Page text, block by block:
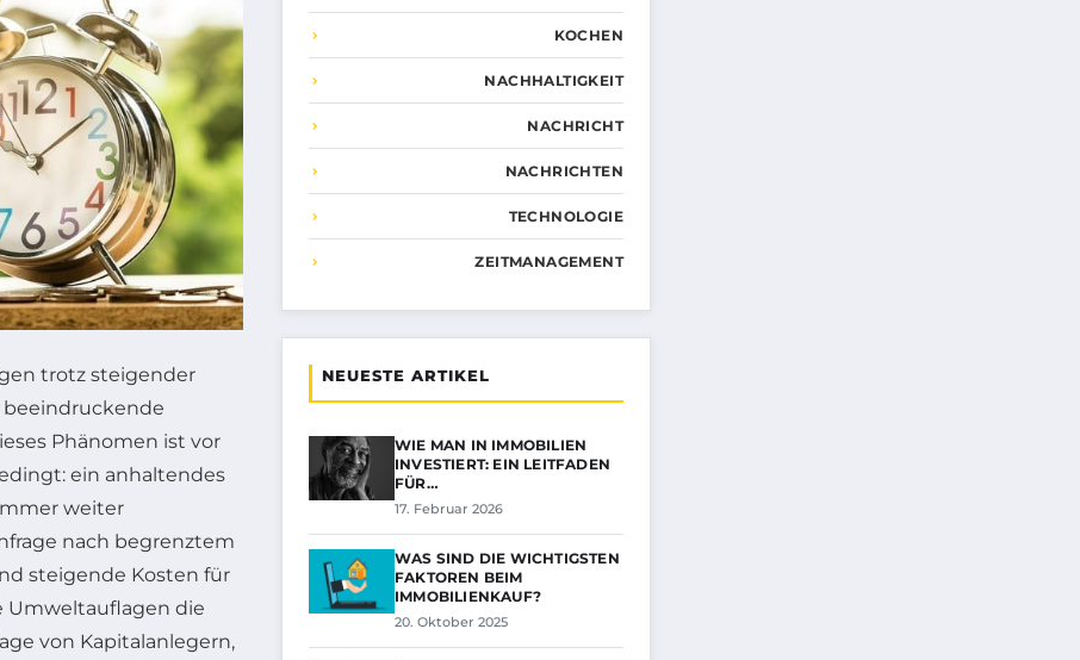
trotz steigender
Phänomen ist vor
ein anhaltendes
weiter
nach begrenztem
steigende Kosten für
Umweltauflagen die
von Kapitalanlegern,
KOCHEN
NACHHALTIGKEIT
NACHRICHT
NACHRICHTEN
TECHNOLOGIE
ZEITMANAGEMENT
NEUESTE ARTIKEL
WIE MAN IN IMMOBILIEN
INVESTIERT: EIN LEITFADEN
FÜR…
17. Februar 2026
WAS SIND DIE WICHTIGSTEN
FAKTOREN BEIM
IMMOBILIENKAUF?
20. Oktober 2025